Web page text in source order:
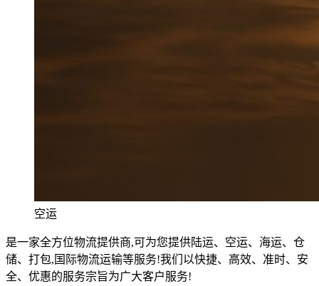
空运
是一家全方位物流提供商,可为您提供陆运、空运、海运、仓
储、打包,国际物流运输等服务!我们以快捷、高效、准时、安
全、优惠的服务宗旨为广大客户服务!